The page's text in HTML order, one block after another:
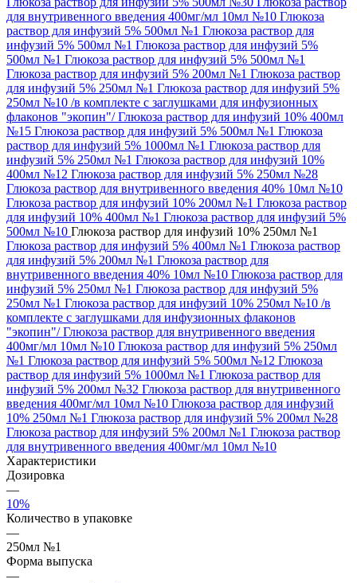
для внутривенного введения 400мг/мл 10мл №10 Глюкоза
раствор для инфузий 5% 500мл №1 Глюкоза раствор для
инфузий 5% 500мл №1 Глюкоза раствор для инфузий 5%
500мл №1 Глюкоза раствор для инфузий 5% 500мл №1
Глюкоза раствор для инфузий 5% 200мл №1 Глюкоза раствор
для инфузий 5% 250мл №1 Глюкоза раствор для инфузий 5%
250мл №10 /в комплекте с заглушками для инфузионных
флаконов "экопин"/ Глюкоза раствор для инфузий 10% 400мл
№15 Глюкоза раствор для инфузий 5% 500мл №1 Глюкоза
раствор для инфузий 5% 1000мл №1 Глюкоза раствор для
инфузий 5% 250мл №1 Глюкоза раствор для инфузий 10%
400мл №12 Глюкоза раствор для инфузий 5% 250мл №28
Глюкоза раствор для внутривенного введения 40% 10мл №10
Глюкоза раствор для инфузий 10% 200мл №1 Глюкоза раствор
для инфузий 10% 400мл №1 Глюкоза раствор для инфузий 5%
500мл №10 Глюкоза раствор для инфузий 10% 250мл №1
Глюкоза раствор для инфузий 5% 400мл №1 Глюкоза раствор
для инфузий 5% 200мл №1 Глюкоза раствор для
внутривенного введения 40% 10мл №10 Глюкоза раствор для
инфузий 5% 250мл №1 Глюкоза раствор для инфузий 5%
250мл №1 Глюкоза раствор для инфузий 10% 250мл №10 /в
комплекте с заглушками для инфузионных флаконов
"экопин"/ Глюкоза раствор для внутривенного введения
400мг/мл 10мл №10 Глюкоза раствор для инфузий 5% 250мл
№1 Глюкоза раствор для инфузий 5% 500мл №12 Глюкоза
раствор для инфузий 5% 1000мл №1 Глюкоза раствор для
инфузий 5% 200мл №32 Глюкоза раствор для внутривенного
введения 400мг/мл 10мл №10 Глюкоза раствор для инфузий
10% 250мл №1 Глюкоза раствор для инфузий 5% 200мл №28
Глюкоза раствор для инфузий 5% 200мл №1 Глюкоза раствор
для внутривенного введения 400мг/мл 10мл №10
Характеристики
Дозировка
—
10%
Количество в упаковке
—
250мл №1
Форма выпуска
—